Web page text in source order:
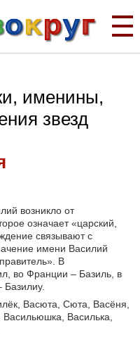
именины,
звезд
возникло от
означает «царский,
связывают с
имени Василий
В
во Франции – Базиль, в
Васюта, Сюта, Васёня,
Василька,